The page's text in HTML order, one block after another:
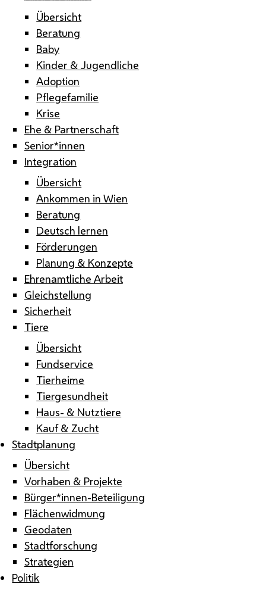
Übersicht
Beratung
Baby
Kinder & Jugendliche
Adoption
Pflegefamilie
Krise
Ehe & Partnerschaft
Senior*innen
Integration
Übersicht
Ankommen in Wien
Beratung
Deutsch lernen
Förderungen
Planung & Konzepte
Ehrenamtliche Arbeit
Gleichstellung
Sicherheit
Tiere
Übersicht
Fundservice
Tierheime
Tiergesundheit
Haus- & Nutztiere
Kauf & Zucht
Stadtplanung
Übersicht
Vorhaben & Projekte
Bürger*innen-Beteiligung
Flächenwidmung
Geodaten
Stadtforschung
Strategien
Politik